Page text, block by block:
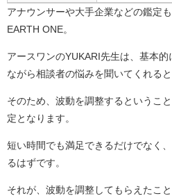
アナウンサーや大手企業などの鑑定
EARTH ONE。
アースワンのYUKARI先生は、基本
ながら相談者の悩みを聞いてくれると
そのため、波動を調整するというこ
定となります。
短い時間でも満足できるだけでなく
るはずです。
それが、波動を調整してもらえたこ